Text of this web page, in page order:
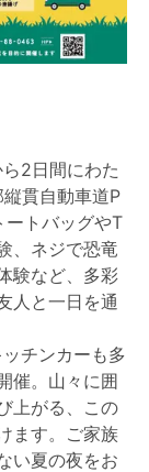
2日間にわた
貫自動車道P
ートバッグやT
、ネジで恐竜
験など、多彩
人と一日を通
チンカーも多
催。山々に囲
上がる、この
ます。ご家族
い夏の夜をお